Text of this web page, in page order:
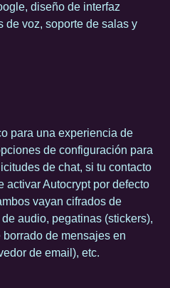
diseño de interfaz
de voz, soporte de salas y
para una experiencia de
de configuración para
de chat, si tu contacto
activar Autocrypt por defecto
vayan cifrados de
audio, pegatinas (stickers),
de mensajes en
de email), etc.